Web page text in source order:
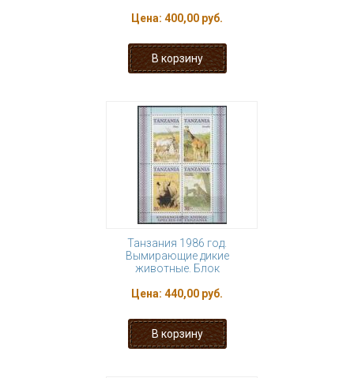
Цена: 400,00 руб.
Танзания 1986 год.
Вымирающие дикие
животные. Блок
Цена: 440,00 руб.